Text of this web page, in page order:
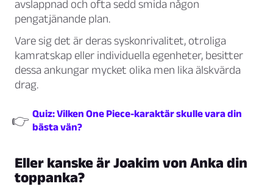
avslappnad och ofta sedd smida någon
pengatjänande plan.
Vare sig det är deras syskonrivalitet, otroliga
kamratskap eller individuella egenheter, besitter
dessa ankungar mycket olika men lika älskvärda
drag.
👉 Quiz: Vilken One Piece-karaktär skulle vara din
bästa vän?
Eller kanske är Joakim von Anka din
toppanka?